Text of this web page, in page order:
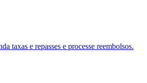
taxas e repasses e processe reembolsos.